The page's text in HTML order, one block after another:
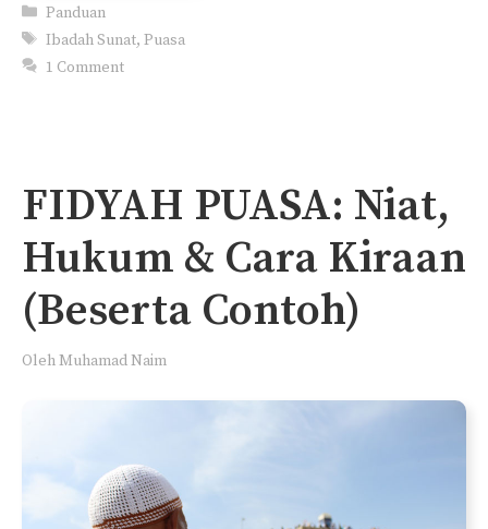
Categories
Panduan
Tags
Ibadah Sunat,Puasa
1 Comment
FIDYAH PUASA: Niat,
Hukum & Cara Kiraan
(Beserta Contoh)
OlehMuhamad Naim